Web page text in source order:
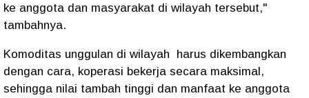
ke anggota dan masyarakat di wilayah tersebut,"
tambahnya.
Komoditas unggulan di wilayah harus dikembangkan
dengan cara, koperasi bekerja secara maksimal,
sehingga nilai tambah tinggi dan manfaat ke anggota